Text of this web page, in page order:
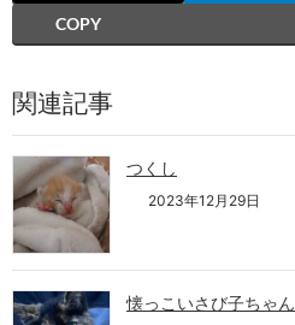
COPY
関連記事
つくし
2023年12月29日
懐っこいさび子ちゃん